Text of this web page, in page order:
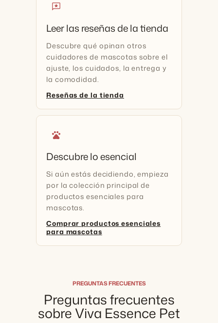
reviews
Leer las reseñas de la tienda
Descubre qué opinan otros
cuidadores de mascotas sobre el
ajuste, los cuidados, la entrega y
la comodidad.
Reseñas de la tienda
pets
Descubre lo esencial
Si aún estás decidiendo, empieza
por la colección principal de
productos esenciales para
mascotas.
Comprar productos esenciales
para mascotas
PREGUNTAS FRECUENTES
Preguntas frecuentes
sobre Viva Essence Pet